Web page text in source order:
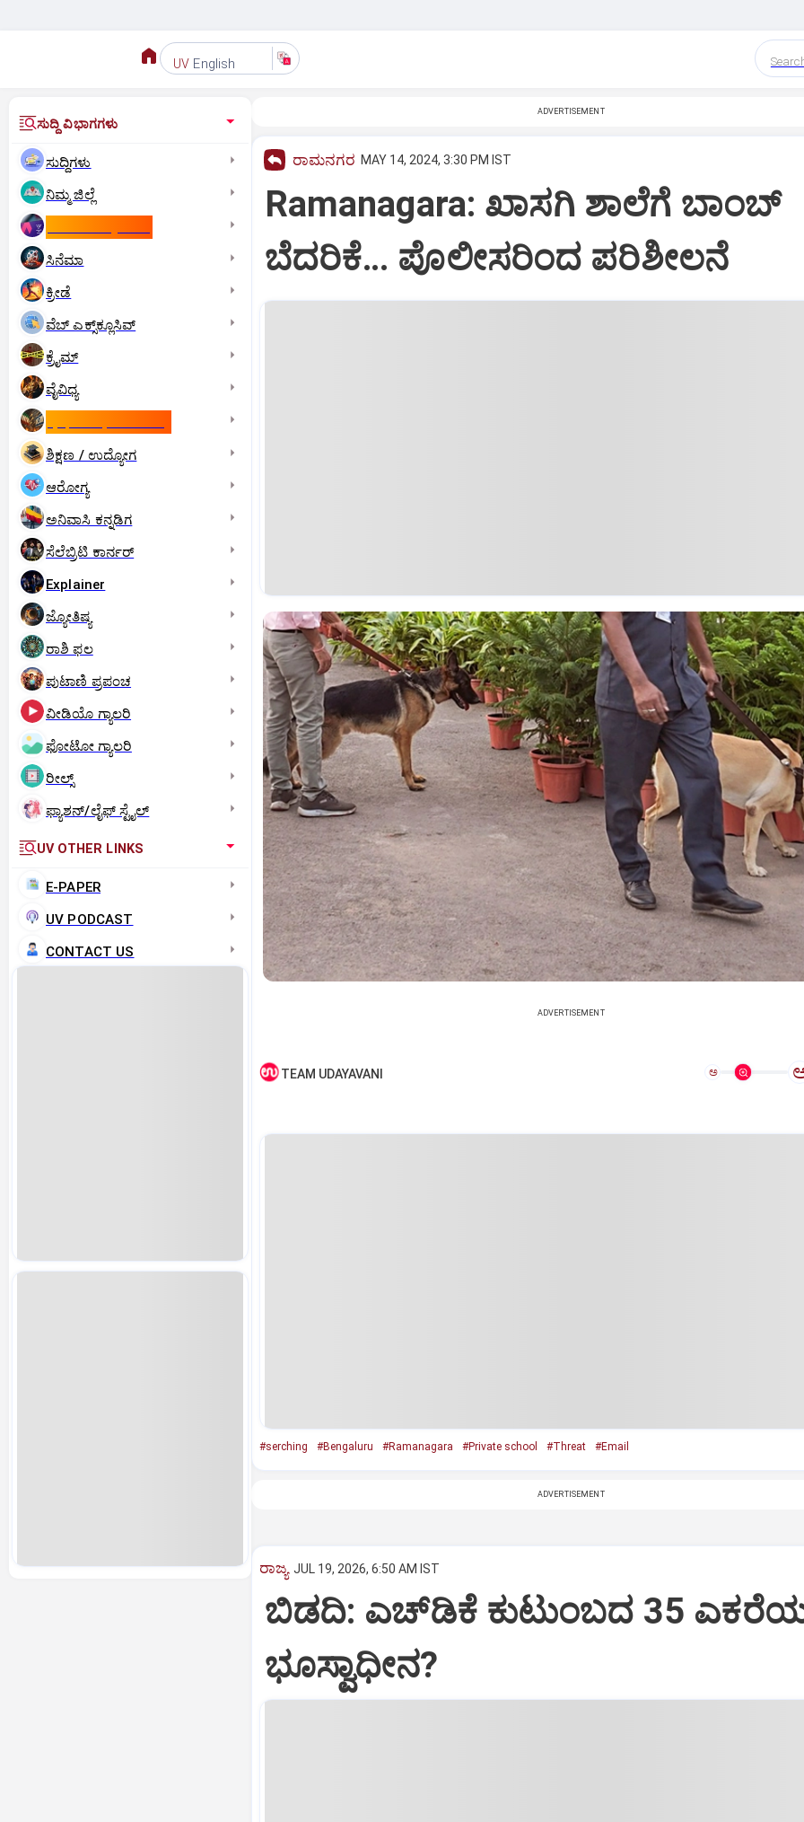
UV English
ಸುದ್ದಿ ವಿಭಾಗಗಳು
ಸುದ್ದಿಗಳು
ನಿಮ್ಮ ಜಿಲ್ಲೆ
ಸಿನೆಮಾ
ಕ್ರೀಡೆ
ವೆಬ್ ಎಕ್ಸ್‌ಕ್ಲೂಸಿವ್
ಕ್ರೈಮ್
ವೈವಿಧ್ಯ
ಶಿಕ್ಷಣ / ಉದ್ಯೋಗ
ಆರೋಗ್ಯ
ಅನಿವಾಸಿ ಕನ್ನಡಿಗ
ಸೆಲೆಬ್ರಿಟಿ ಕಾರ್ನರ್‌
Explainer
ಜ್ಯೋತಿಷ್ಯ
ರಾಶಿ ಫಲ
ಪುಟಾಣಿ ಪ್ರಪಂಚ
ವೀಡಿಯೊ ಗ್ಯಾಲರಿ
ಫೋಟೋ ಗ್ಯಾಲರಿ
ರೀಲ್ಸ್
ಫ್ಯಾಶನ್/ಲೈಫ್‌ ಸ್ಟೈಲ್
UV OTHER LINKS
E-PAPER
UV PODCAST
CONTACT US
ADVERTISEMENT
ರಾಮನಗರ MAY 14, 2024, 3:30 PM IST
Ramanagara: ಖಾಸಗಿ ಶಾಲೆಗೆ ಬಾಂಬ್
ಬೆದರಿಕೆ… ಪೊಲೀಸರಿಂದ ಪರಿಶೀಲನೆ
ADVERTISEMENT
TEAM UDAYAVANI ಅ
#serching #Bengaluru #Ramanagara #Private school #Threat #Email
ADVERTISEMENT
ರಾಜ್ಯ JUL 19, 2026, 6:50 AM IST
ಬಿಡದಿ: ಎಚ್‌ಡಿಕೆ ಕುಟುಂಬದ 35
ಭೂಸ್ವಾಧೀನ?